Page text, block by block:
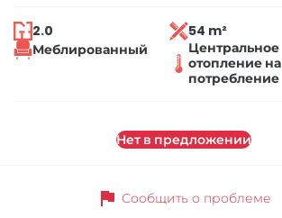
2.0
54 m²
Меблированный
Центральное
отопление на
потребление
Нет в предложении
flag Сообщить о проблеме